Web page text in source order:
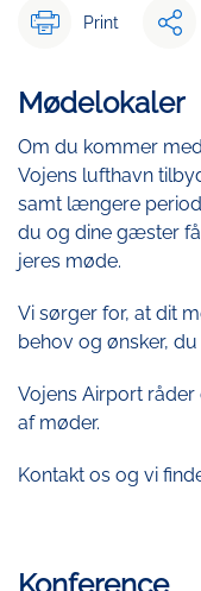
Print
Mødelokaler
Om du kommer
Vojens lufthavn
samt længere
du og dine gæster
jeres møde.
Vi sørger for, at dit
behov og ønsker, du
Vojens Airport
af møder.
Kontakt os og vi